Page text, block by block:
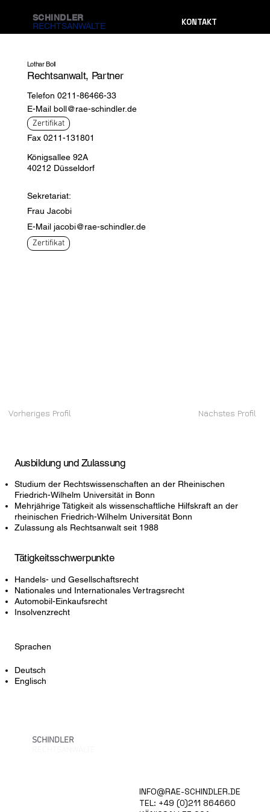
SCHINDLER
RECHTSANWÄLTE
KONTAKT
Lothar Boll
Rechtsanwalt, Partner
Telefon 0211-86466-33
E-Mailboll@rae-schindler.de
Zertifikat
Fax 0211-131801
Königsallee 92A
40212 Düsseldorf
Sekretariat:
Frau Jacobi
E-Mail jacobi@rae-schindler.de
Zertifikat
Ausbildung und Zulassung
Studium der Rechtswissenschaften an der Rheinischen
Friedrich-Wilhelm Universität in Bonn
Mehrjährige Tätigkeit als wissenschaftliche Hilfskraft an der
rheinischen Friedrich-Wilhelm Universität Bonn
Zulassung als Rechtsanwalt seit 1988
Tätigkeitsschwerpunkte
Handels- und Gesellschaftsrecht
Nationales und Internationales Vertragsrecht
Automobil-Einkaufsrecht
Insolvenzrecht
Sprachen
Deutsch
Englisch
Nächstes Profil
Vorheriges Profil
INFO@RAE-SCHINDLER.DE
TEL: +49 (0)211 864660
SCHINDLER